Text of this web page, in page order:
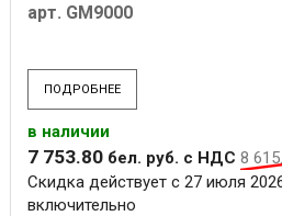
арт. GM9000
ПОДРОБНЕЕ
в наличии
7 753.80 бел. руб. с НДС 8 615.
Скидка действует с 27 июля
включительно